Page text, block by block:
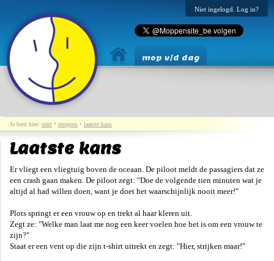
Niet ingelogd. Log in?
mop v/d dag
Je bent hier: start • moppen • laatste kans
Laatste kans
Er vliegt een vliegtuig boven de oceaan. De piloot meldt de passagiers dat ze
een crash gaan maken. De piloot zegt: "Doe de volgende tien minuten wat je
altijd al had willen doen, want je doet het waarschijnlijk nooit meer!"
Plots springt er een vrouw op en trekt al haar kleren uit.
Zegt ze: "Welke man laat me nog een keer voelen hoe het is om een vrouw te
zijn?"
Staat er een vent op die zijn t-shirt uitrekt en zegt: "Hier, strijken maar!"